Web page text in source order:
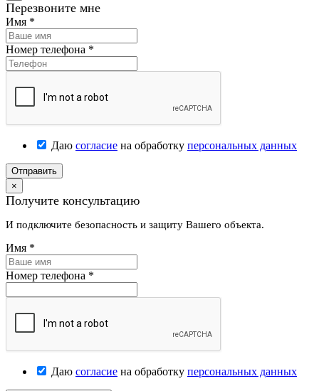
Перезвоните мне
Имя *
Номер телефона *
Даю согласие на обработку персональных данных
Отправить
×
Получите консультацию
И подключите безопасность и защиту Вашего объекта.
Имя *
Номер телефона *
Даю согласие на обработку персональных данных